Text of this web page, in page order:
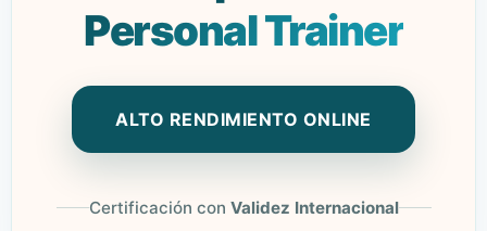
Personal Trainer
ALTO RENDIMIENTO ONLINE
Certificación con Validez Internacional